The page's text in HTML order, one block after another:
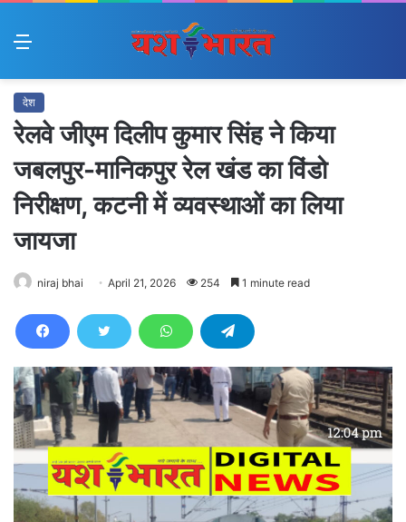
Menu
देश
रेलवे जीएम दिलीप कुमार सिंह ने किया
जबलपुर-मानिकपुर रेल खंड का विंडो
निरीक्षण, कटनी में व्यवस्थाओं का लिया
जायजा
niraj bhai April 21, 2026 254 1 minute read